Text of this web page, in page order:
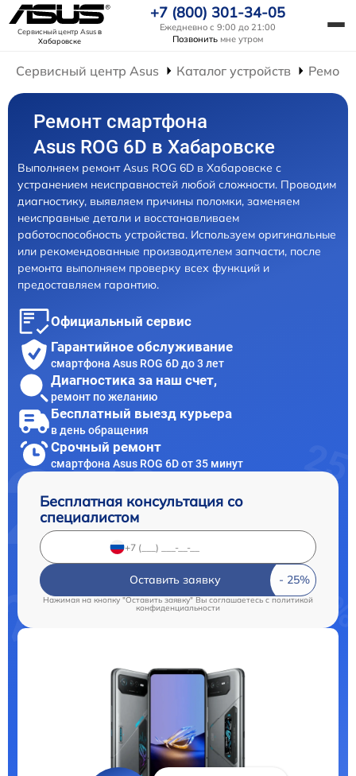
Сервисный центр Asusв
Хабаровске
+7 (800) 301-34-05
Ежедневно с 9:00 до 21:00
Позвонить мне утром
Сервисный центр Asus Каталог устройств
Ремонт смартфона
Asus ROG 6D в Хабаровске
Выполняем ремонт Asus ROG 6D в Хабаровске с
устранением неисправностей любой сложности. Проводим
диагностику, выявляем причины поломки, заменяем
неисправные детали и восстанавливаем
работоспособность устройства. Используем оригинальные
или рекомендованные производителем запчасти, после
ремонта выполняем проверку всех функций и
предоставляем гарантию.
Официальный сервис
Гарантийное обслуживание
смартфона Asus ROG 6D до 3 лет
Диагностика за наш счет,
ремонт по желанию
Бесплатный выезд курьера
в день обращения
Срочный ремонт
смартфона Asus ROG 6D от 35 минут
Бесплатная консультация со
специалистом
Оставить заявку
Нажимая на кнопку "Оставить заявку" Вы соглашаетесь c политикой
конфиденциальности